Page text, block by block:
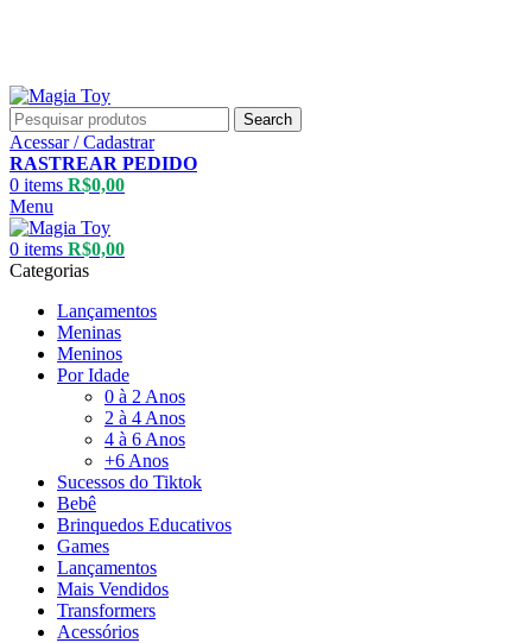
Search
Acessar / Cadastrar
RASTREAR PEDIDO
0 items R$0,00
Menu
0 items R$0,00
Categorias
Lançamentos
Meninas
Meninos
Por Idade
0 à 2 Anos
2 à 4 Anos
4 à 6 Anos
+6 Anos
Sucessos do Tiktok
Bebê
Brinquedos Educativos
Games
Lançamentos
Mais Vendidos
Transformers
Acessórios